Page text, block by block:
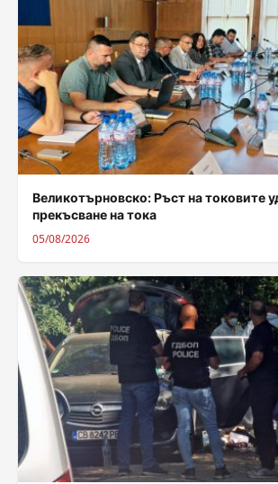
Великотърновско: Ръст на токовите
прекъсване на тока
05/08/2026